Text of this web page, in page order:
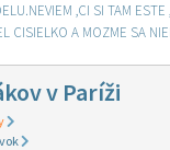
,CI SI TAM ESTE
CISIELKO A MOZME SA
v Paríži